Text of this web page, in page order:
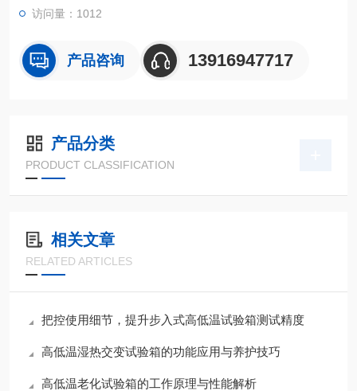
访问量：1012
产品咨询 13916947717
产品分类
PRODUCT CLASSIFICATION
相关文章
RELATED ARTICLES
把控使用细节，提升步入式高低温试验箱测试精度
高低温湿热交变试验箱的功能应用与养护技巧
高低温老化试验箱的工作原理与性能解析